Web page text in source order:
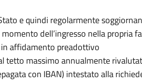
e quindi regolarmente
dell’ingresso nella propria
affidamento preadottivo
tetto massimo annualmente
con IBAN) intestato alla